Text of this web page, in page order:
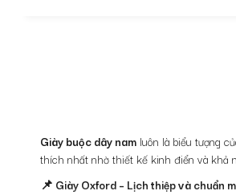
Giày buộc dây nam luôn là biểu tượng
thích nhất nhờ thiết kế kinh điển và khả
📌 Giày Oxford – Lịch thiệp và chuẩn